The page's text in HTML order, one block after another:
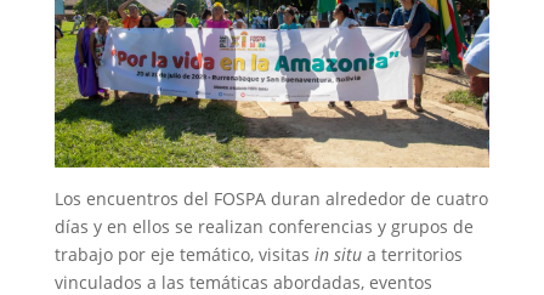
Los encuentros del FOSPA duran alrededor de cuatro
días y en ellos se realizan conferencias y grupos de
trabajo por eje temático, visitas in situ a territorios
vinculados a las temáticas abordadas, eventos